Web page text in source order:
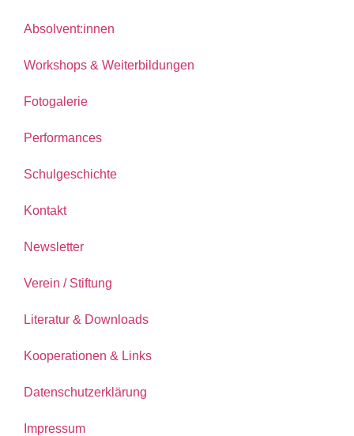
Absolvent:innen
Workshops & Weiterbildungen
Fotogalerie
Performances
Schulgeschichte
Kontakt
Newsletter
Verein / Stiftung
Literatur & Downloads
Kooperationen & Links
Datenschutzerklärung
Impressum